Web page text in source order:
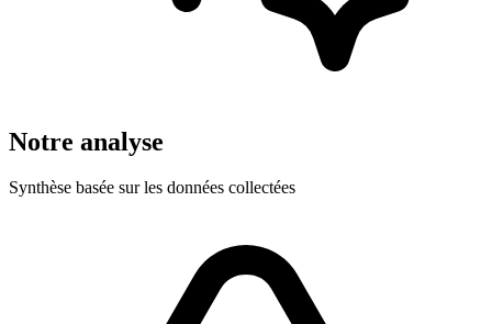
Notre analyse
Synthèse basée sur les données collectées